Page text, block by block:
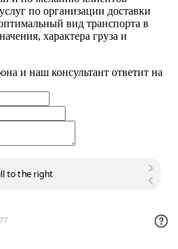
по организации доставки
вид транспорта в
характера груза и
и наш консультант ответит на